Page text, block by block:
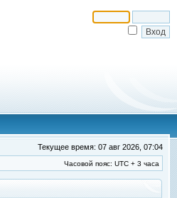
Текущее время: 07 авг 2026, 07:04
Часовой пояс: UTC + 3 часа